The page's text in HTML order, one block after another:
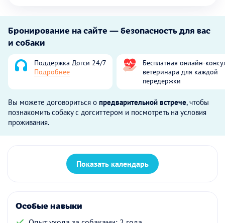
Бронирование на сайте — безопасность для вас
и собаки
Поддержка Догси 24/7
Подробнее
Бесплатная онлайн-
ветеринара для каждой
передержки
Вы можете договориться о предварительной встрече, чтобы
познакомить собаку с догситтером и посмотреть на условия
проживания.
Показать календарь
Особые навыки